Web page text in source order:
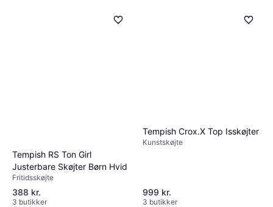
Tempish RS Ton Girl
Justerbare Skøjter Børn Hvid
Fritidsskøjte
388 kr.
3 butikker
Tempish Crox.X Top Isskøjter
Kunstskøjte
999 kr.
3 butikker